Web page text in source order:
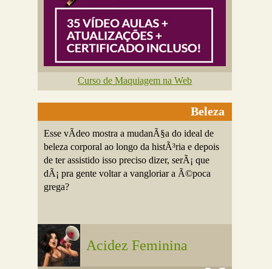
Curso de Maquiagem na Web
Beleza
Esse vÃ­deo mostra a mudanÃ§a do ideal de
beleza corporal ao longo da histÃ³ria e depois
de ter assistido isso preciso dizer, serÃ¡ que
dÃ¡ pra gente voltar a vangloriar a Ã©poca
grega?
Acidez Feminina